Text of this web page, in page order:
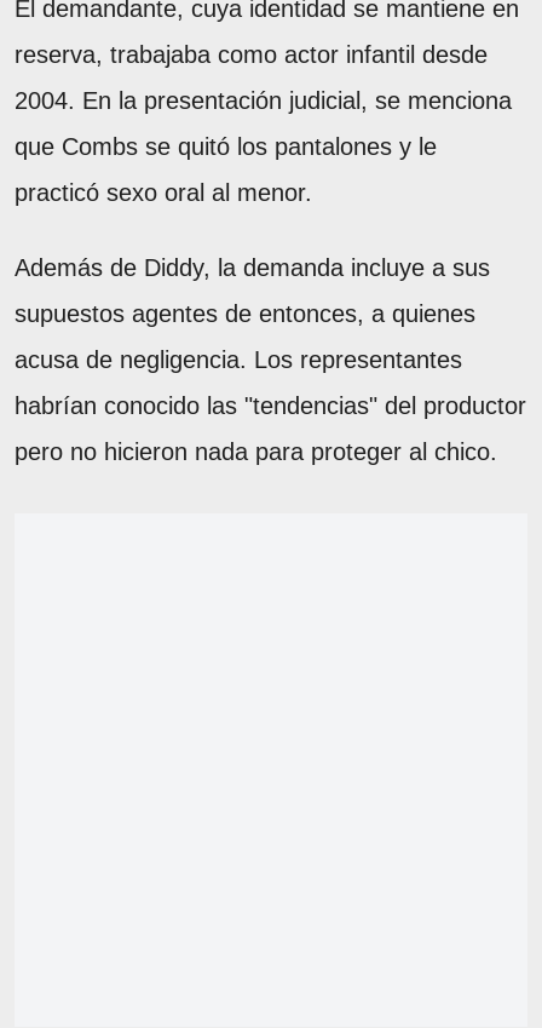
El demandante, cuya identidad se mantiene en
reserva, trabajaba como actor infantil desde
2004. En la presentación judicial, se menciona
que Combs se quitó los pantalones y le
practicó sexo oral al menor.
Además de Diddy, la demanda incluye a sus
supuestos agentes de entonces, a quienes
acusa de negligencia. Los representantes
habrían conocido las "tendencias" del productor
pero no hicieron nada para proteger al chico.